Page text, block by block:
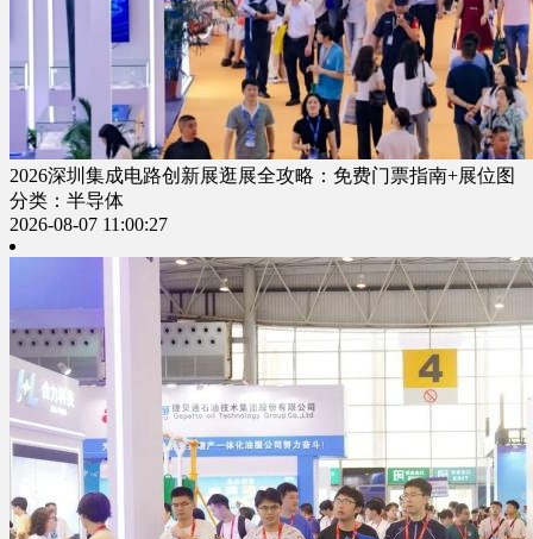
2026深圳集成电路创新展逛展全攻略：免费门票指南+展位图
分类：半导体
2026-08-07 11:00:27